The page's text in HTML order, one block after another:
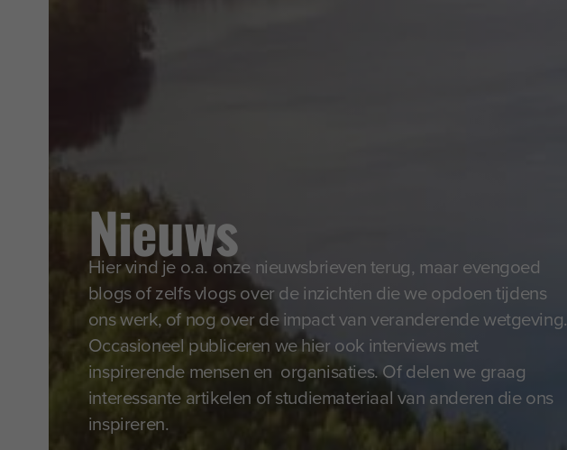
Nieuws
Hier vind je o.a. onze nieuwsbrieven terug, maar evengoed
blogs of zelfs vlogs over de inzichten die we opdoen tijdens
ons werk, of nog over de impact van veranderende wetgeving.
Occasioneel publiceren we hier ook interviews met
inspirerende mensen en organisaties. Of delen we graag
interessante artikelen of studiemateriaal van anderen die ons
inspireren.